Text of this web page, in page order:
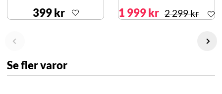
399 kr 1 999 kr 2 299 kr
Se fler varor